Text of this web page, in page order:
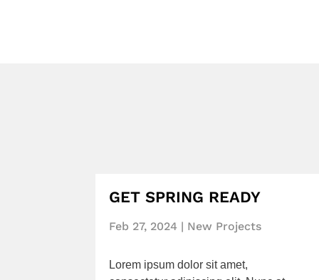
GET SPRING READY
Feb 27, 2024 | New Projects
Lorem ipsum dolor sit amet,